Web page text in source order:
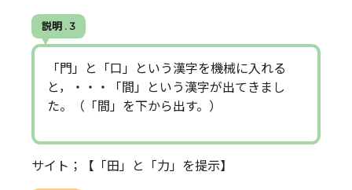
説明 . 3
「門」と「口」という漢字を機械に入れる
と，・・・「間」という漢字が出てきまし
た。（「間」を下から出す。）
サイト；【「田」と「力」を提示】